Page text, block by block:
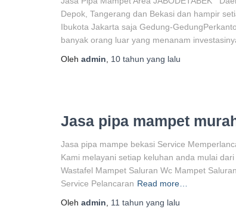
Depok, Tangerang dan Bekasi dan hampir
Ibukota Jakarta saja Gedung-
banyak orang luar yang menanam
Oleh admin 10 tahun yang lalu
Jasa pipa mampet
Jasa pipa mampe bekasi Service
Kami melayani setiap keluhan anda mulai
Wastafel Mampet Saluran Wc Mampet
Service Pelancaran Read more…
Oleh admin 11 tahun yang lalu